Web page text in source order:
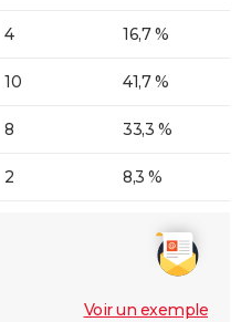
4 16,7 %
10 41,7 %
8 33,3 %
2 8,3 %
Voir un exemple